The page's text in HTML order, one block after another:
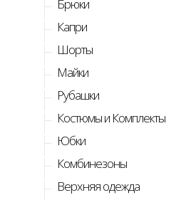
Брюки
Капри
Шорты
Майки
Рубашки
Костюмы и Комплекты
Юбки
Комбинезоны
Верхняя одежда